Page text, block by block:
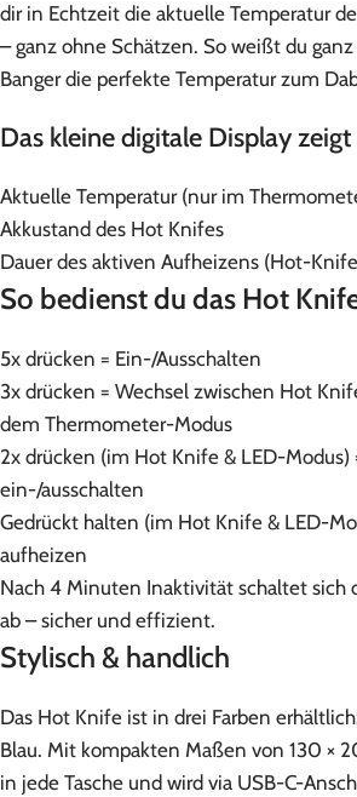
dir in Echtzeit die aktuelle Temperatur
– ganz ohne Schätzen. So weißt du
Banger die perfekte Temperatur zum
Das kleine digitale Display zeigt
Aktuelle Temperatur (nur im
Akkustand des Hot Knifes
Dauer des aktiven Aufheizens (Hot-
So bedienst du das Hot
5x drücken = Ein-/Ausschalten
3x drücken = Wechsel zwischen Hot
dem Thermometer-Modus
2x drücken (im Hot Knife & LED-Modus)
ein-/ausschalten
Gedrückt halten (im Hot Knife & LED-
aufheizen
Nach 4 Minuten Inaktivität schaltet sich
ab – sicher und effizient.
Stylisch & handlich
Das Hot Knife ist in drei Farben
Blau. Mit kompakten Maßen von 130 ×
in jede Tasche und wird via USB-C-